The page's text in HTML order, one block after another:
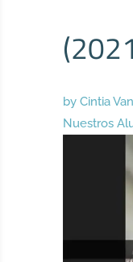
byCintia
Nuestros